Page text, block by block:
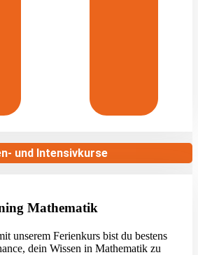
und Intensivkurse
Mathematik
unserem Ferienkurs bist du bestens
dein Wissen in Mathematik zu